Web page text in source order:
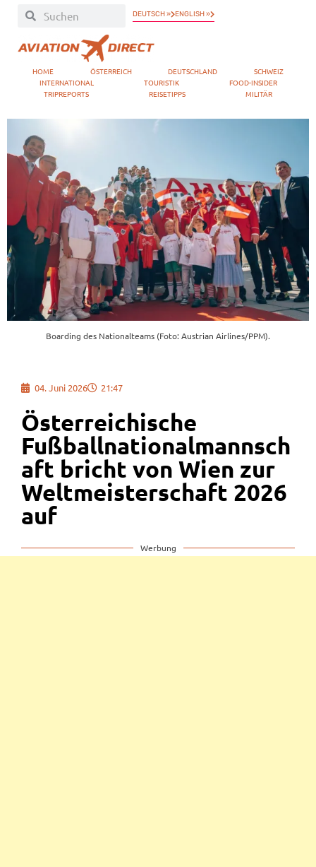
DEUTSCH » ENGLISH »
HOME ÖSTERREICH DEUTSCHLAND
SCHWEIZ
INTERNATIONAL
TOURISTIK
FOOD-INSIDER
TRIPREPORTS
REISETIPPS MILITÄR
Boarding des Nationalteams (Foto: Austrian Airlines/PPM).
04. Juni 2026 21:47
Österreichische
Fußballnationalmannsch
aft bricht von Wien zur
Weltmeisterschaft 2026
auf
Werbung